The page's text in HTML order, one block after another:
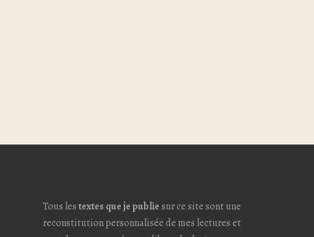
Tous lestextes que je publiesur ce site sont une
reconstitution personnalisée de mes lectures et